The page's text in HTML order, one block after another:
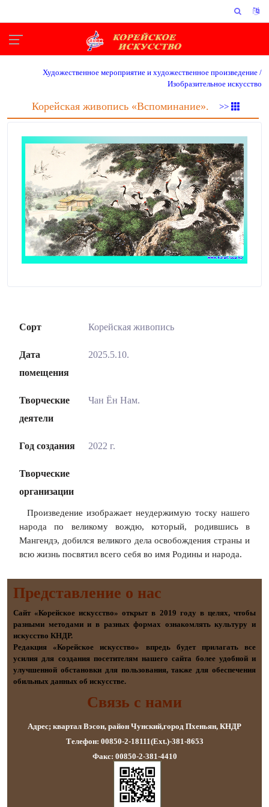
Художественное мероприятие и художественное произведение /
Изобразительное искусство
Корейская живопись «Вспоминание». >>
Сорт Корейская живопись
Дата
помещения
2025.5.10.
Творческие
деятели
Чан Ён Нам.
Год создания 2022 г.
Творческие
организации
Произведение изображает неудержимую тоску нашего
народа по великому вождю, который, родившись в
Мангендэ, добился великого дела освобождения страны и
всю жизнь посвятил всего себя во имя Родины и народа.
Представление о наc
Сайт «Корейское искусство» открыт в 2019 году в целях, чтобы
разными методами и в разных формах ознакомлять культуру и
искусство КНДР.
Редакция «Корейское искусство» впредь будет прилагать все
усилия для создания посетителям нашего сайта более удобной и
улучшенной обстановки для пользования, также для обеспечения
обильных данных об искусстве.
Связь с нами
Адрес; квартал Вэсон, район Чунский,город Пхеньян, КНДР
Телефон: 00850-2-18111(Ext.)-381-8653
Факс: 00850-2-381-4410